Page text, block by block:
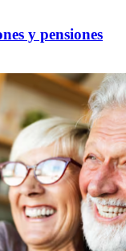
y pensiones